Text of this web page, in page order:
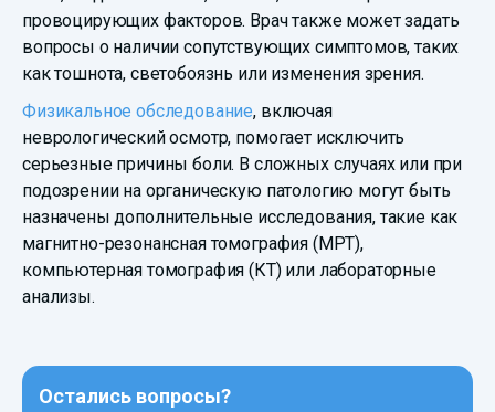
провоцирующих факторов. Врач также может задать
вопросы о наличии сопутствующих симптомов, таких
как тошнота, светобоязнь или изменения зрения.
Физикальное обследование, включая
неврологический осмотр, помогает исключить
серьезные причины боли. В сложных случаях или при
подозрении на органическую патологию могут быть
назначены дополнительные исследования, такие как
магнитно-резонансная томография (МРТ),
компьютерная томография (КТ) или лабораторные
анализы.
Остались вопросы?